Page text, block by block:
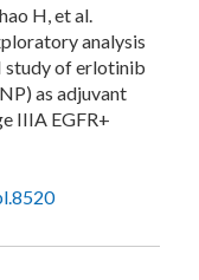
H, et al.
analysis
study of erlotinib
as adjuvant
IIIA EGFR+